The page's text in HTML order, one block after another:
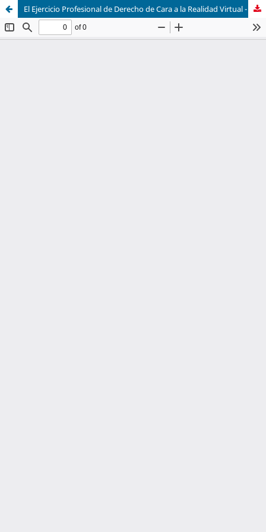
El Ejercicio Profesional de Derecho de Cara a la Realidad Virtual - La Abogacía en el Metaverso